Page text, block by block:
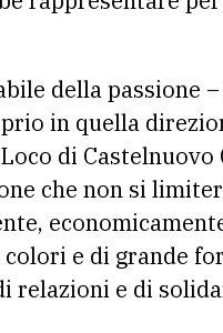
della passione –
in quella
di Castelnuovo
che non si
colori e di grande
relazioni e di